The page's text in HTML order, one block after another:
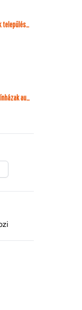
Miért működik egy öttermes multiplex egy 5000 fős osztrák településen?
A mozi nem díszlet - Ideje volna tiszteletben tartani a filmszínházak autonómiáját